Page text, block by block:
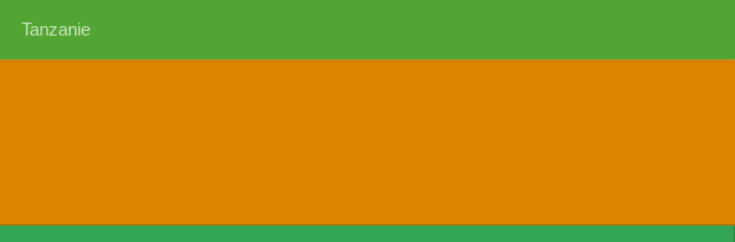
Tanzanie